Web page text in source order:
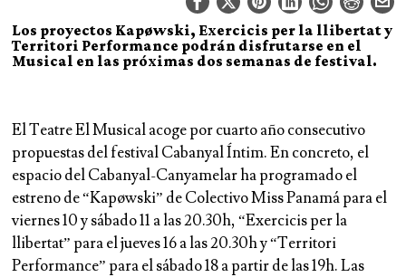
Los proyectos Kapøwski, Exercicis per la llibertat y
Territori Performance podrán disfrutarse en el
Musical en las próximas dos semanas de festival.
El Teatre El Musical acoge por cuarto año consecutivo
propuestas del festival Cabanyal Íntim. En concreto, el
espacio del Cabanyal-Canyamelar ha programado el
estreno de “Kapøwski” de Colectivo Miss Panamá para el
viernes 10 y sábado 11 a las 20.30h, “Exercicis per la
llibertat” para el jueves 16 a las 20.30h y “Territori
Performance” para el sábado 18 a partir de las 19h. Las